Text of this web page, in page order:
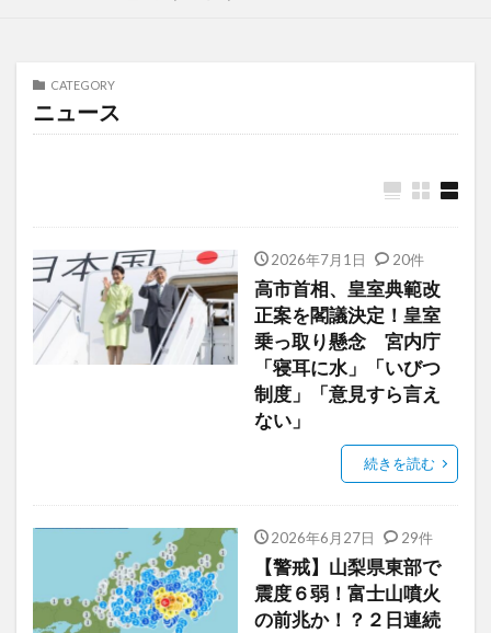
CATEGORY
ニュース
2026年7月1日 20件
高市首相、皇室典範改
正案を閣議決定！皇室
乗っ取り懸念 宮内庁
「寝耳に水」「いびつ
制度」「意見すら言え
ない」
続きを読む
2026年6月27日 29件
【警戒】山梨県東部で
震度６弱！富士山噴火
の前兆か！？２日連続